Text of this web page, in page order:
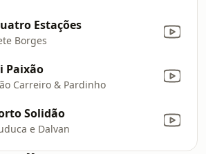
Estações
Borges
Paixão
Carreiro & Pardinho
Solidão
e Dalvan